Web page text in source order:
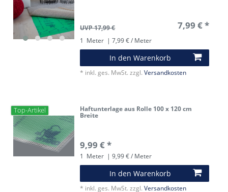
UVP 17,99 € 7,99 € *
1 Meter | 7,99 € / Meter
In den Warenkorb
* inkl. ges. MwSt. zzgl.Versandkosten
Top-Artikel Haftunterlage aus Rolle 100 x 120 cm
Breite
9,99 € *
1 Meter | 9,99 € / Meter
In den Warenkorb
* inkl. ges. MwSt. zzgl.Versandkosten